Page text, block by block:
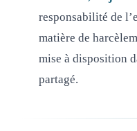
responsabilité de
matière de
mise à disposition
partagé.